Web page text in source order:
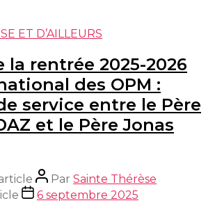
ET D’AILLEURS
la rentrée 2025-2026
des OPM :
service entre le Père
et le Père Jonas
Par Sainte Thérèse
6 septembre 2025